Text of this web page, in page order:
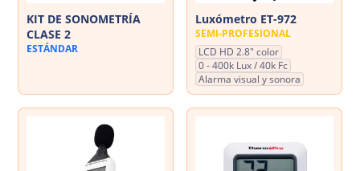
KIT DE SONOMETRÍA
CLASE 2
ESTÁNDAR
Luxómetro ET-972
SEMI-PROFESIONAL
LCD HD 2.8" color
0 - 400k Lux / 40k Fc
Alarma visual y sonora